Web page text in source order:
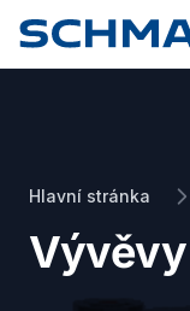
Hlavní stránka